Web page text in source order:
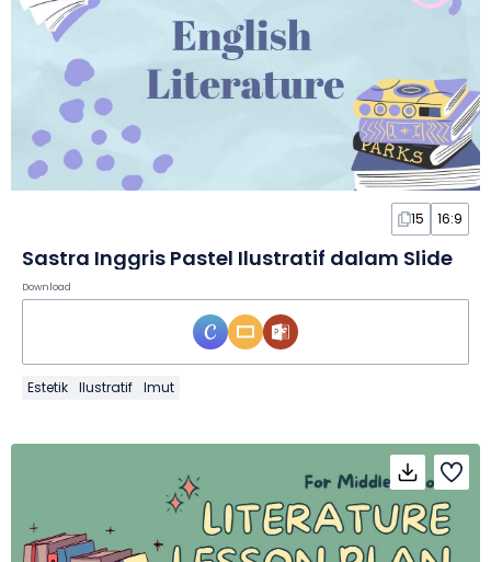
15 16:9
Sastra Inggris Pastel Ilustratif dalam Slide
Download
Estetik Ilustratif Imut